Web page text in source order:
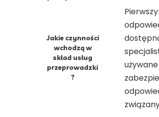
Jakie czynności
wchodzą w
skład usług
przeprowadzki
?